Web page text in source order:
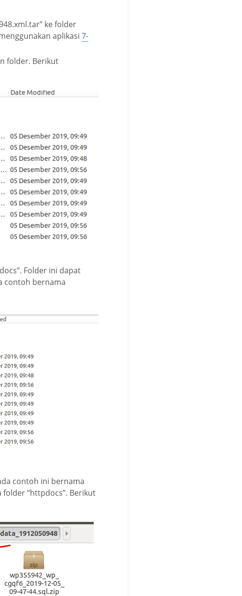
ke folder
aplikasi 7-
folder. Berikut
Folder ini dapat
contoh bernama
contoh ini bernama
folder “httpdocs”. Berikut